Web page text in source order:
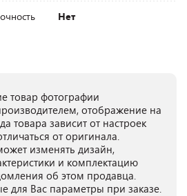
Нет
товар фотографии
отображение на
товара зависит от настроек
от оригинала.
изменять дизайн,
и комплектацию
об этом продавца.
для Вас параметры при заказе.